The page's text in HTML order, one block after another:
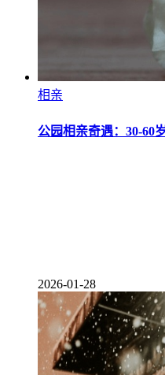
相亲
公园相亲奇遇：30-60
2026-01-28